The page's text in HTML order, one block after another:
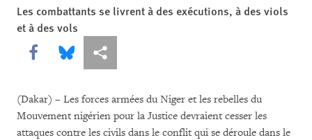
Les combattants se livrent à des exécutions, à des viols
et à des vols
Share this via Facebook
Share this via Bluesky
Share this via Partagez
(Dakar) – Les forces armées du Niger et les rebelles du
Mouvement nigérien pour la Justice devraient cesser les
attaques contre les civils dans le conflit qui se déroule dans le